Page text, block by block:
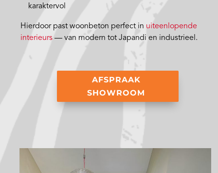
karaktervol
Hierdoor past woonbeton perfect in uiteenlopende
interieurs — van modern tot Japandi en industrieel.
AFSPRAAK
SHOWROOM